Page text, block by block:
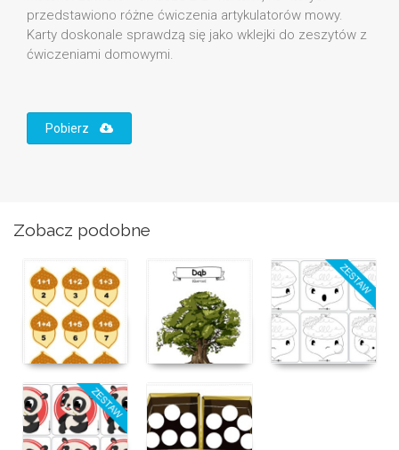
przedstawiono różne ćwiczenia artykulatorów mowy.
Karty doskonale sprawdzą się jako wklejki do zeszytów z
ćwiczeniami domowymi.
Pobierz
Zobacz podobne